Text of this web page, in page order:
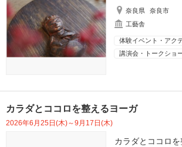
奈良県
奈良市
工藝舎
体験イベント・アク
講演会・トークショ
カラダとココロを整えるヨーガ
2026年6月25日(木)～9月17日(木)
カラダとココロ